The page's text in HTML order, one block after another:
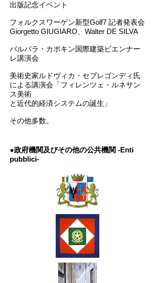
出版記念イベント
フォルクスワーゲン新型Golf7 記者発表会
Giorgetto GIUGIARO、Walter DE SILVA
バルバラ・カポキン国際建築ビエンナー
レ講演会​​
美術史家ルドヴィカ・セブレゴンディ氏
による講演会「フィレンツェ・ルネサン
ス美術
と近代的経済システムの誕生」
その他多数。
●政府機関及びその他の公共機関 -Enti
pubblici-